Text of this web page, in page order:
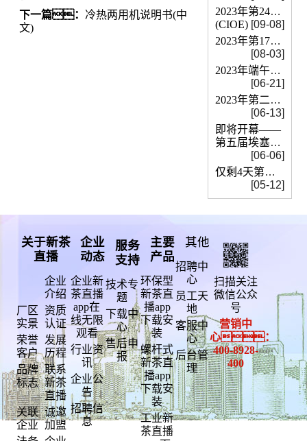
下一篇： 冷热两用机说明书(中
文)
2023年第24届中
(CIOE) [09-08]
2023年第17届国际真空展览会
[08-03]
2023年端午放假安排通知
[06-21]
2023年第二十一届世界制药原料中国展
[06-13]
即将开幕——
第五届埃塞俄比亚国际塑料
[06-06]
仅剩4天第十五届深圳国际电池技术交流
[05-12]
关于新茶
直播
企业
介绍
厂区
实景
资质
认证
荣誉
客户
发展
历程
品牌
标志
联系
新茶
直播
关联
企业
诚邀
加盟
企业
动态
企业新
茶直播
app在
线无限
观看
行业资
讯
企业公
告
招聘信
息
服务
支持
技术专
题
下载中
心
售后申
报
主要
产品
环保型
新茶直
播app
下载安
装
螺杆式
新茶直
播app
下载安
装
工业新
茶直播
其他
招聘中
心
员工天
地
客服中
心
后台管
理
扫描关注
微信公众
号
营销中
心：
400-8928-
400